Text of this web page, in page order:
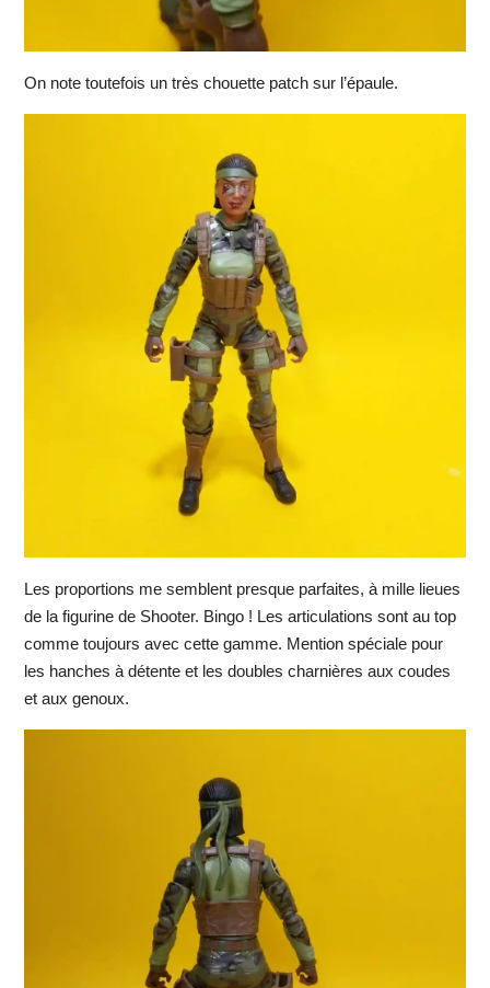
On note toutefois un très chouette patch sur l’épaule.
Les proportions me semblent presque parfaites, à mille lieues
de la figurine de Shooter. Bingo ! Les articulations sont au top
comme toujours avec cette gamme. Mention spéciale pour
les hanches à détente et les doubles charnières aux coudes
et aux genoux.